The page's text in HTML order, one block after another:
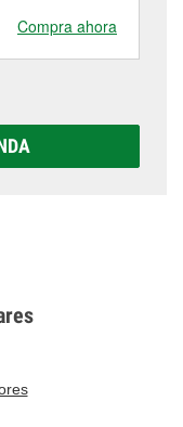
Compra ahora